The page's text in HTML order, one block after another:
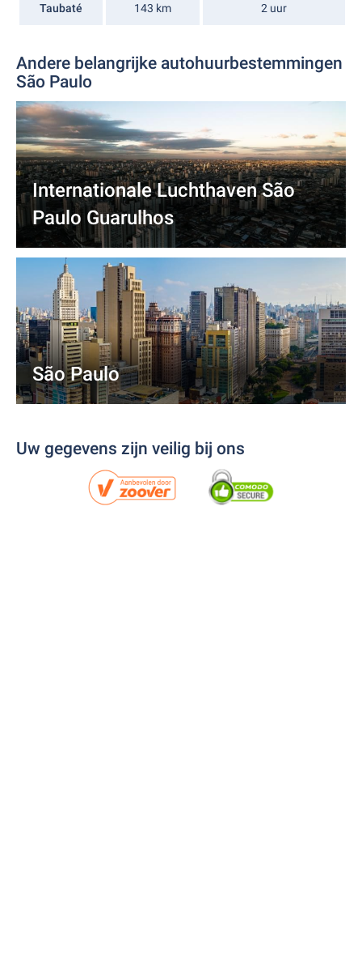
Taubaté 143 km 2 uur
Andere belangrijke autohuurbestemmingen
São Paulo
Internationale Luchthaven São
Paulo Guarulhos
São Paulo
Uw gegevens zijn veilig bij ons